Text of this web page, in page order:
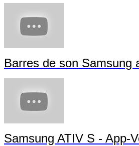
Barres de son Samsung
Samsung ATIV S - App-